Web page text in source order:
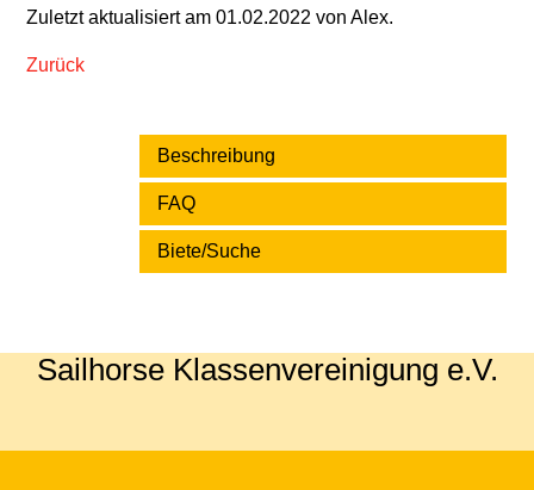
Zuletzt aktualisiert am 01.02.2022 von Alex.
Zurück
Beschreibung
FAQ
Biete/Suche
Sailhorse Klassenvereinigung e.V.